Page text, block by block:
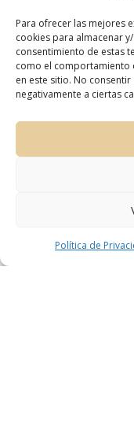
Para ofrecer las mejores
cookies para almacenar
consentimiento de estas
como el comportamiento
en este sitio. No
negativamente a ciertas
Política de
atención
indicado. El
músculos y
órganos de